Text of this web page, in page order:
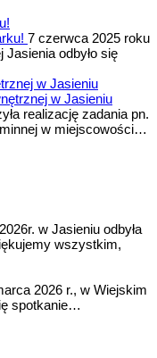
7 czerwca 2025 roku
Jasienia odbyło się
w Jasieniu
realizację zadania pn.
w miejscowości…
w Jasieniu odbyła
wszystkim,
2026 r., w Wiejskim
spotkanie…